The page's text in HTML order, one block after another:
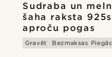
Sudraba un
šaha raksta 925s
aproču pogas
Gravēt Bezmaksas